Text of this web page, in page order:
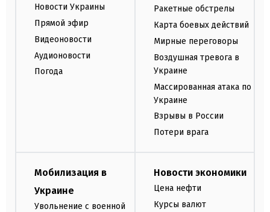
Новости Украины
Прямой эфир
Видеоновости
Аудионовости
Погода
Ракетные обстрелы
Карта боевых действий
Мирные переговоры
Воздушная тревога в
Украине
Массированная атака по
Украине
Взрывы в России
Потери врага
Мобилизация в
Украине
Увольнение с военной
Новости экономики
Цена нефти
Курсы валют